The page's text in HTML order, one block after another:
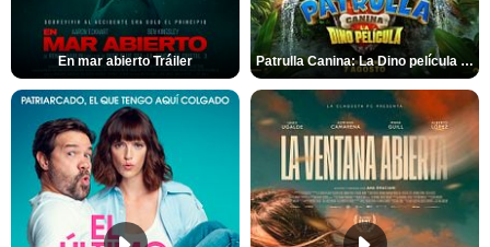
En mar abierto Tráiler Patrulla Canina: La Dino película Tráiler VO